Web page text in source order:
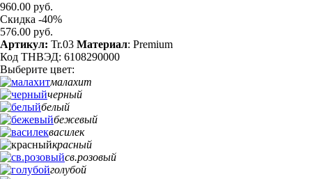
960.00 руб.
Скидка -40%
576.00 руб.
Артикул: Tr.03 Материал: Premium
Код ТНВЭД: 6108290000
Выберите цвет:
малахит
черный
белый
бежевый
василек
красный
св.розовый
голубой